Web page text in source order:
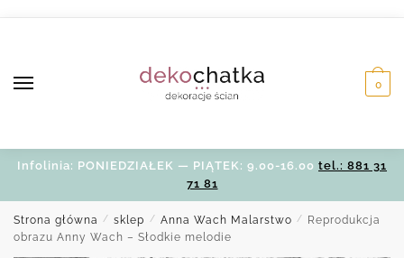
0
Infolinia: PONIEDZIAŁEK — PIĄTEK: 9.00-16.00 tel.: 881 31
71 81
Strona główna / sklep / Anna Wach Malarstwo /
Reprodukcja
obrazu Anny Wach – Słodkie melodie